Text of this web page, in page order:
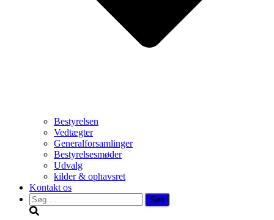
Bestyrelsen
Vedtægter
Generalforsamlinger
Bestyrelsesmøder
Udvalg
kilder & ophavsret
Kontakt os
Søg
efter: